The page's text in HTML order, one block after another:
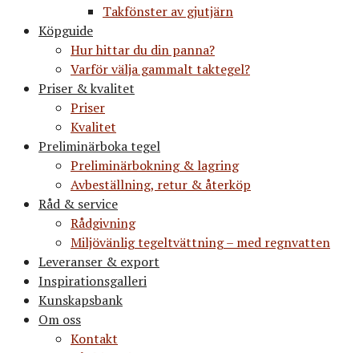
Takfönster av gjutjärn
Köpguide
Hur hittar du din panna?
Varför välja gammalt taktegel?
Priser & kvalitet
Priser
Kvalitet
Preliminärboka tegel
Preliminärbokning & lagring
Avbeställning, retur & återköp
Råd & service
Rådgivning
Miljövänlig tegeltvättning – med regnvatten
Leveranser & export
Inspirationsgalleri
Kunskapsbank
Om oss
Kontakt